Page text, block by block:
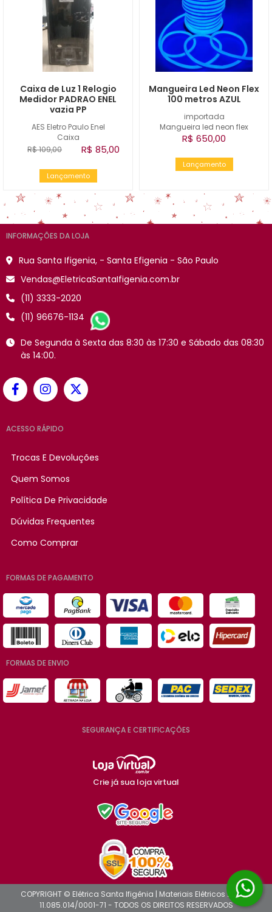
AES Eletro Paulo Enel
Caixa
Caixa de Luz 1 Relogio
Medidor PADRAO ENEL
vazia PP
R$ 109,00 R$ 85,00
Lançamento
importada
Mangueira led neon flex
Mangueira Led Neon Flex
100 metros AZUL
R$ 650,00
Lançamento
INFORMAÇÕES DA LOJA
Rua Santa Ifigenia, - Santa Efigenia - São Paulo
Vendas@EletricaSantaIfigenia.com.br
(11) 3333-2020
(11) 96676-1134
De Segunda à Sexta das 8:30 às 17:30 e Sábado das 08:30
às 14:00.
ACESSO RÁPIDO
Trocas E Devoluções
Quem Somos
Política De Privacidade
Dúvidas Frequentes
Como Comprar
FORMAS DE PAGAMENTO
FORMAS DE ENVIO
SEGURANÇA E CERTIFICAÇÕES
Crie já sua loja virtual
COPYRIGHT © Elétrica Santa Ifigênia | Materiais Elétricos 2026 -
11.085.014/0001-71 - TODOS OS DIREITOS RESERVADOS